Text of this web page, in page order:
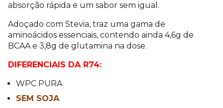
absorção rápida e um sabor sem igual.
Adoçado com Stevia, traz uma gama de
aminoácidos essenciais, contendo ainda 4,6g de
BCAA e 3,8g de glutamina na dose.
DIFERENCIAIS DA R74:
WPC PURA
SEM SOJA